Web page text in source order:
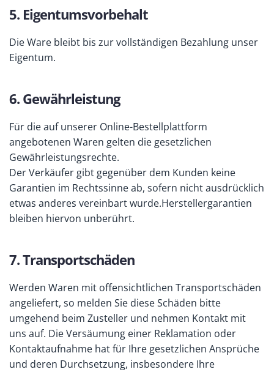
5. Eigentumsvorbehalt
Die Ware bleibt bis zur vollständigen Bezahlung unser
Eigentum.
6. Gewährleistung
Für die auf unserer Online-Bestellplattform
angebotenen Waren gelten die gesetzlichen
Gewährleistungsrechte.
Der Verkäufer gibt gegenüber dem Kunden keine
Garantien im Rechtssinne ab, sofern nicht ausdrücklich
etwas anderes vereinbart wurde.Herstellergarantien
bleiben hiervon unberührt.
7. Transportschäden
Werden Waren mit offensichtlichen Transportschäden
angeliefert, so melden Sie diese Schäden bitte
umgehend beim Zusteller und nehmen Kontakt mit
uns auf. Die Versäumung einer Reklamation oder
Kontaktaufnahme hat für Ihre gesetzlichen Ansprüche
und deren Durchsetzung, insbesondere Ihre